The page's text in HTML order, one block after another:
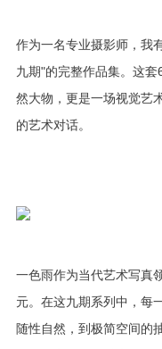
作为一名专业摄影师，我
九期"的完整作品集。这
然大物，更是一场视觉艺
的艺术对话。
一色雨作为当代艺术写真
元。在这九期系列中，每
随性自然，到极简空间的
面